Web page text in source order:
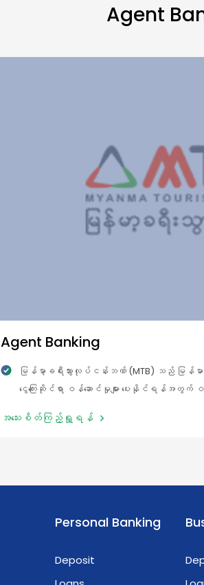
Agent
Agent Banking
မြန်မာ့ခရီးသွားလုပ်ငန်းဘဏ် (MTB) သည် မြ
ငွေကြေးဆိုင်ရာ ဝန်ဆောင်မှုများ ပေးနိုင်ရန်အတွ
MTB သည် အေးဂျင့်များ၊ ကုန်သည်များ၊ အေဂျင်စီမျ
အသေးစိတ်ကြည့်ရှု့ရန်
Personal Banking
Deposit